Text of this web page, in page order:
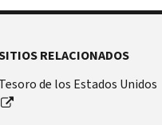
RELACIONADOS
Tesoro de los Estados Unidos